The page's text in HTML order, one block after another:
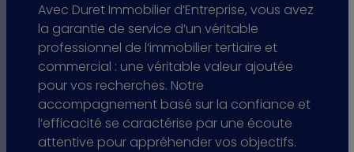
Avec Duret Immobilier d’Entreprise, vous avez
la garantie de service d’un véritable
professionnel de l’immobilier tertiaire et
commercial : une véritable valeur ajoutée
pour vos recherches. Notre
accompagnement basé sur la confiance et
l’efficacité se caractérise par une écoute
attentive pour appréhender vos objectifs.